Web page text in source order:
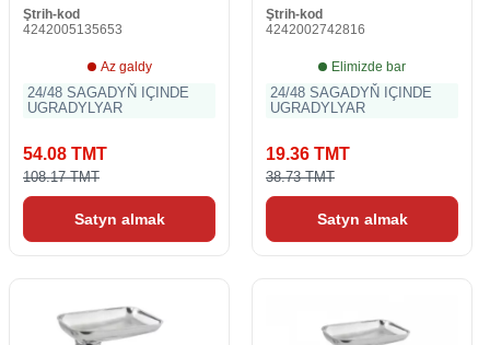
Ştrih-kod
4242005135653
Az galdy
24/48 SAGADYŇ IÇINDE
UGRADYLYAR
54.08 TMT
108.17 TMT
Satyn almak
Ştrih-kod
4242002742816
Elimizde bar
24/48 SAGADYŇ IÇINDE
UGRADYLYAR
19.36 TMT
38.73 TMT
Satyn almak